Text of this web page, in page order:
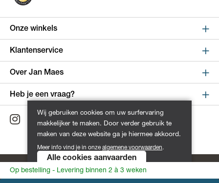
Op bestelling - Levering binnen 2 à 3 weken
Onze winkels
Sint Niklaas
Kapelstraat 100, shop 123
9100 Sint-Niklaas
Wijnegem
Turnhoutsebaan 5, shop 256
2110 Wijnegem
Oostende
Klantenservice
Online bestellen en betalen
Dienst na verkoop
Tips en advies
Annuleer mijn bestelling
Klachten
Over Jan Maes
Over Jan Maes
Geschiedenis
Heb je een vraag?
Maandag - Vrijdag van 9:00 tot 17:00
+32 3 711 15 00
Liever een bericht sturen?
Contacteer ons
Algemene voorwaarden Privacy Policy
Wij gebruiken cookies om uw surfervaring
makkelijker te maken. Door verder gebruik te
maken van deze website ga je hiermee akkoord.
Meer info vind je in onze algemene voorwaarden.
Alle cookies aanvaarden